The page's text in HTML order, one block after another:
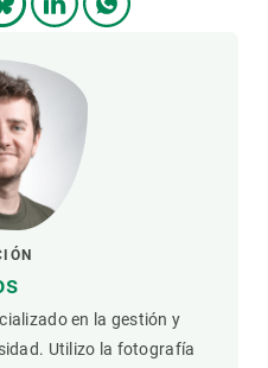
en la gestión y
Utilizo la fotografía